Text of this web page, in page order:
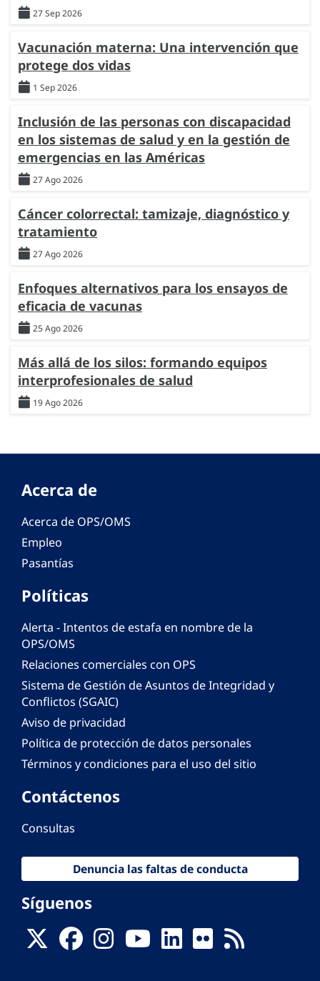
27 Sep 2026
Vacunación materna: Una intervención que
protege dos vidas
1 Sep 2026
Inclusión de las personas con discapacidad
en los sistemas de salud y en la gestión de
emergencias en las Américas
27 Ago 2026
Cáncer colorrectal: tamizaje, diagnóstico y
tratamiento
27 Ago 2026
Enfoques alternativos para los ensayos de
eficacia de vacunas
25 Ago 2026
Más allá de los silos: formando equipos
interprofesionales de salud
19 Ago 2026
Acerca de
Acerca de OPS/OMS
Empleo
Pasantías
Políticas
Alerta - Intentos de estafa en nombre de la
OPS/OMS
Relaciones comerciales con OPS
Sistema de Gestión de Asuntos de Integridad y
Conflictos (SGAIC)
Aviso de privacidad
Política de protección de datos personales
Términos y condiciones para el uso del sitio
Contáctenos
Consultas
Denuncia las faltas de conducta
Síguenos